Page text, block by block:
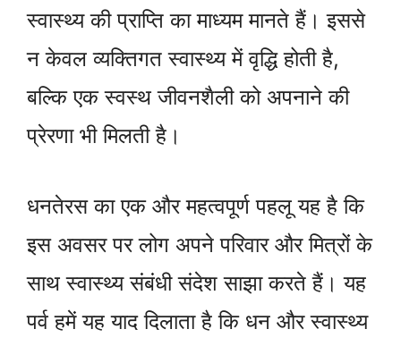
स्वास्थ्य की प्राप्ति का माध्यम मानते हैं। इससे
न केवल व्यक्तिगत स्वास्थ्य में वृद्धि होती है,
बल्कि एक स्वस्थ जीवनशैली को अपनाने की
प्रेरणा भी मिलती है।
धनतेरस का एक और महत्वपूर्ण पहलू यह है कि
इस अवसर पर लोग अपने परिवार और मित्रों के
साथ स्वास्थ्य संबंधी संदेश साझा करते हैं। यह
पर्व हमें यह याद दिलाता है कि धन और स्वास्थ्य